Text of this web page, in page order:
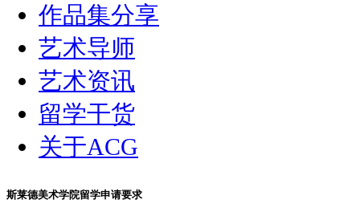
作品集分享
艺术导师
艺术资讯
留学干货
关于ACG
斯莱德美术学院留学申请要求